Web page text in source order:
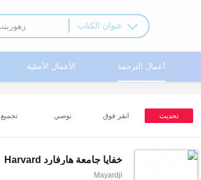
عنوان الكتاب
أعمال الترجمة الأعمال الأصلية
تحديث انقر فوق نوصي تجميع
خفايا جامعة هارفارد Harvard
University secrets
Mayardji